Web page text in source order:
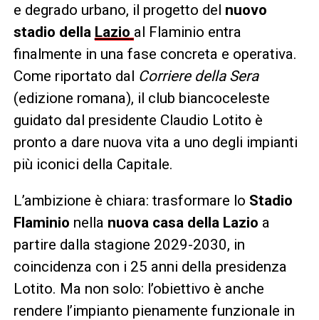
e degrado urbano, il progetto del nuovo
stadio della Lazio al Flaminio entra
finalmente in una fase concreta e operativa.
Come riportato dal Corriere della Sera
(edizione romana), il club biancoceleste
guidato dal presidente Claudio Lotito è
pronto a dare nuova vita a uno degli impianti
più iconici della Capitale.
L’ambizione è chiara: trasformare lo Stadio
Flaminio nella nuova casa della Lazio a
partire dalla stagione 2029-2030, in
coincidenza con i 25 anni della presidenza
Lotito. Ma non solo: l’obiettivo è anche
rendere l’impianto pienamente funzionale in